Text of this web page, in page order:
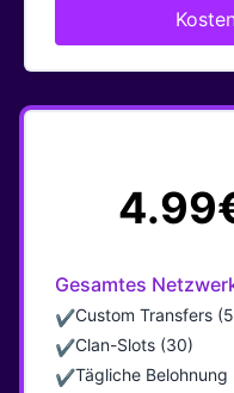
Gesamtes
✔Custom Transfers
✔Clan-Slots (30)
✔Tägliche Belohnung